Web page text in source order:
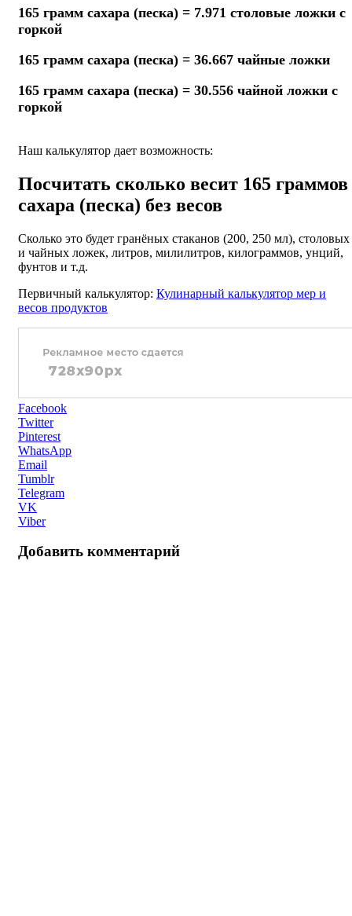
165 грамм сахара (песка) = 7.971 столовые ложки с
горкой
165 грамм сахара (песка) = 36.667 чайные ложки
165 грамм сахара (песка) = 30.556 чайной ложки с
горкой
Наш калькулятор дает возможность:
Посчитать сколько весит 165 граммов
сахара (песка) без весов
Сколько это будет гранёных стаканов (200, 250 мл), столовых
и чайных ложек, литров, милилитров, килограммов, унций,
фунтов и т.д.
Первичный калькулятор: Кулинарный калькулятор мер и
весов продуктов
Facebook
Twitter
Pinterest
WhatsApp
Email
Tumblr
Telegram
VK
Viber
Добавить комментарий